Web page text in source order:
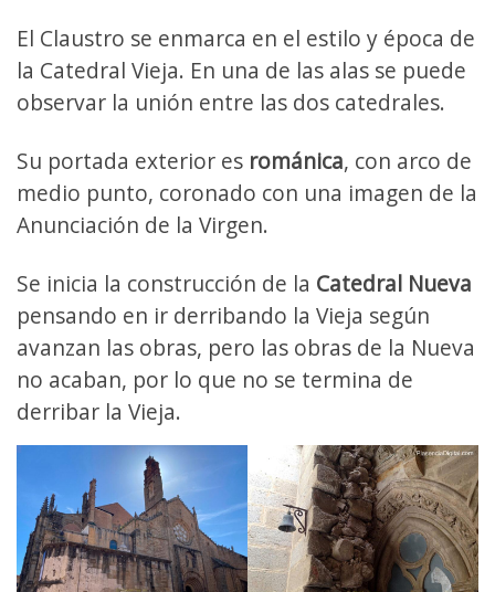
El Claustro se enmarca en el estilo y época de
la Catedral Vieja. En una de las alas se puede
observar la unión entre las dos catedrales.
Su portada exterior es románica, con arco de
medio punto, coronado con una imagen de la
Anunciación de la Virgen.
Se inicia la construcción de la Catedral Nueva
pensando en ir derribando la Vieja según
avanzan las obras, pero las obras de la Nueva
no acaban, por lo que no se termina de
derribar la Vieja.